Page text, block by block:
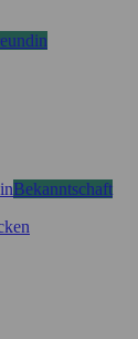
Bekanntschaft